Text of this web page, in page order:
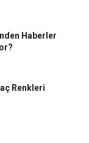
Haberler
Renkleri